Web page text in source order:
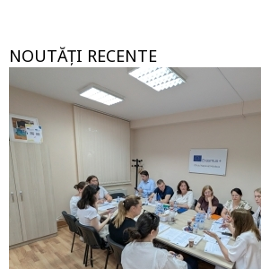
NOUTĂȚI RECENTE